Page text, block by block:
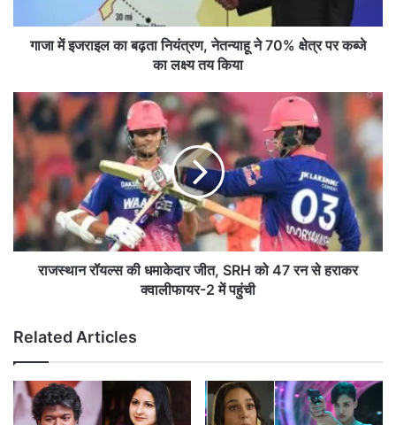
का
नि
यं
त्र
ण
त
न्या
हू
क्षे
त्र
प
र
क
गाजा में इजराइल का बढ़ता नियंत्रण, नेतन्याहू ने 70% क्षेत्र पर कब्जे
का लक्ष्य तय किया
रा
ज
स्था
न
य
ल्स
की
ध
जी
त
,
S
R
राजस्थान रॉयल्स की धमाकेदार जीत, SRH को 47 रन से हराकर
क्वालीफायर-2 में पहुंची
Related Articles